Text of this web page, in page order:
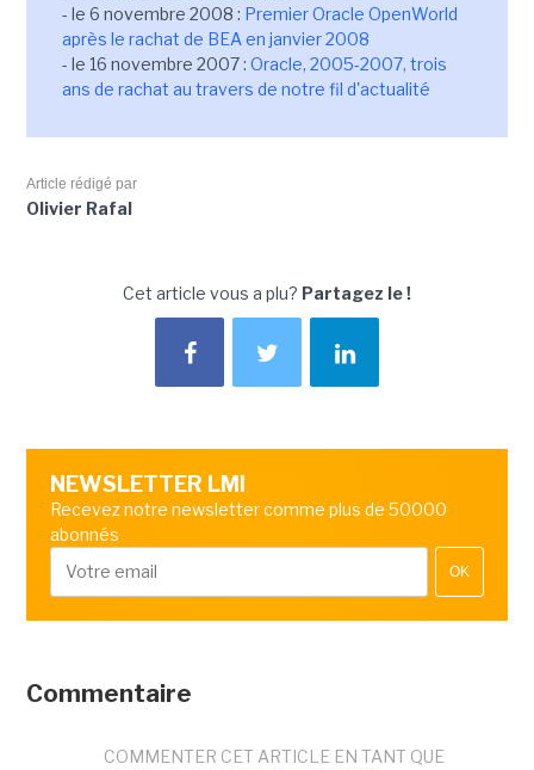
- le 6 novembre 2008 : Premier Oracle OpenWorld
après le rachat de BEA en janvier 2008
- le 16 novembre 2007 : Oracle, 2005-2007, trois
ans de rachat au travers de notre fil d'actualité
Article rédigé par
Olivier Rafal
Cet article vous a plu? Partagez le !
NEWSLETTER LMI
Recevez notre newsletter comme plus de 50000
abonnés
OK
Commentaire
COMMENTER CET ARTICLE EN TANT QUE